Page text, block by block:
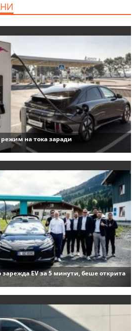
на тока заради
зарежда EV за 5 минути, беше открита